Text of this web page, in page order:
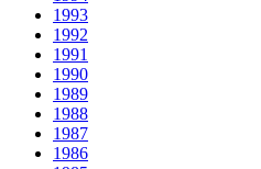
1993
1992
1991
1990
1989
1988
1987
1986